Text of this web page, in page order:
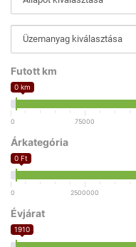
Futott km
0 km
0 75000
Árkategória
0 Ft
0 2500000
Évjárat
1910